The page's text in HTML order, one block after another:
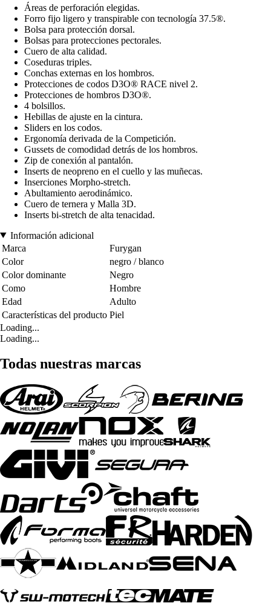
Áreas de perforación elegidas.
Forro fijo ligero y transpirable con tecnología 37.5®.
Bolsa para protección dorsal.
Bolsas para protecciones pectorales.
Cuero de alta calidad.
Coseduras triples.
Conchas externas en los hombros.
Protecciones de codos D3O® RACE nivel 2.
Protecciones de hombros D3O®.
4 bolsillos.
Hebillas de ajuste en la cintura.
Sliders en los codos.
Ergonomía derivada de la Competición.
Gussets de comodidad detrás de los hombros.
Zip de conexión al pantalón.
Inserts de neopreno en el cuello y las muñecas.
Inserciones Morpho-stretch.
Abultamiento aerodinámico.
Cuero de ternera y Malla 3D.
Inserts bi-stretch de alta tenacidad.
Información adicional
Marca
Furygan
Color
negro / blanco
Color dominante
Negro
Como
Hombre
Edad
Adulto
Características del producto Piel
Loading...
Loading...
Todas nuestras marcas